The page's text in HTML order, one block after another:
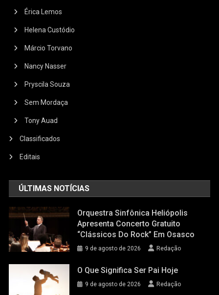
Érica Lemos
Helena Custódio
Márcio Torvano
Nancy Nasser
Pryscila Souza
Sem Mordaça
Tony Auad
Classificados
Editais
ÚLTIMAS NOTÍCIAS
Orquestra Sinfônica Heliópolis
Apresenta Concerto Gratuito
“Clássicos Do Rock” Em Osasco
9 de agosto de 2026 Redação
O Que Significa Ser Pai Hoje
9 de agosto de 2026 Redação